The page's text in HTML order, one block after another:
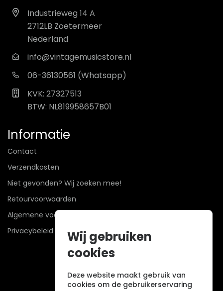
Industrieweg 14 A
2712LB Zoetermeer
Nederland
info@vintagemusicstore.nl
06-36130561 (Whatsapp)
KVK: 27327513
BTW: NL819958657B01
Informatie
Contact
Verzendkosten
Niet gevonden? Wij zoeken mee!
Retourvoorwaarden
Algemene voorwaarden
Privacybeleid
Wij gebruiken
cookies
Deze website maakt gebruik van
cookies om de gebruikerservaring